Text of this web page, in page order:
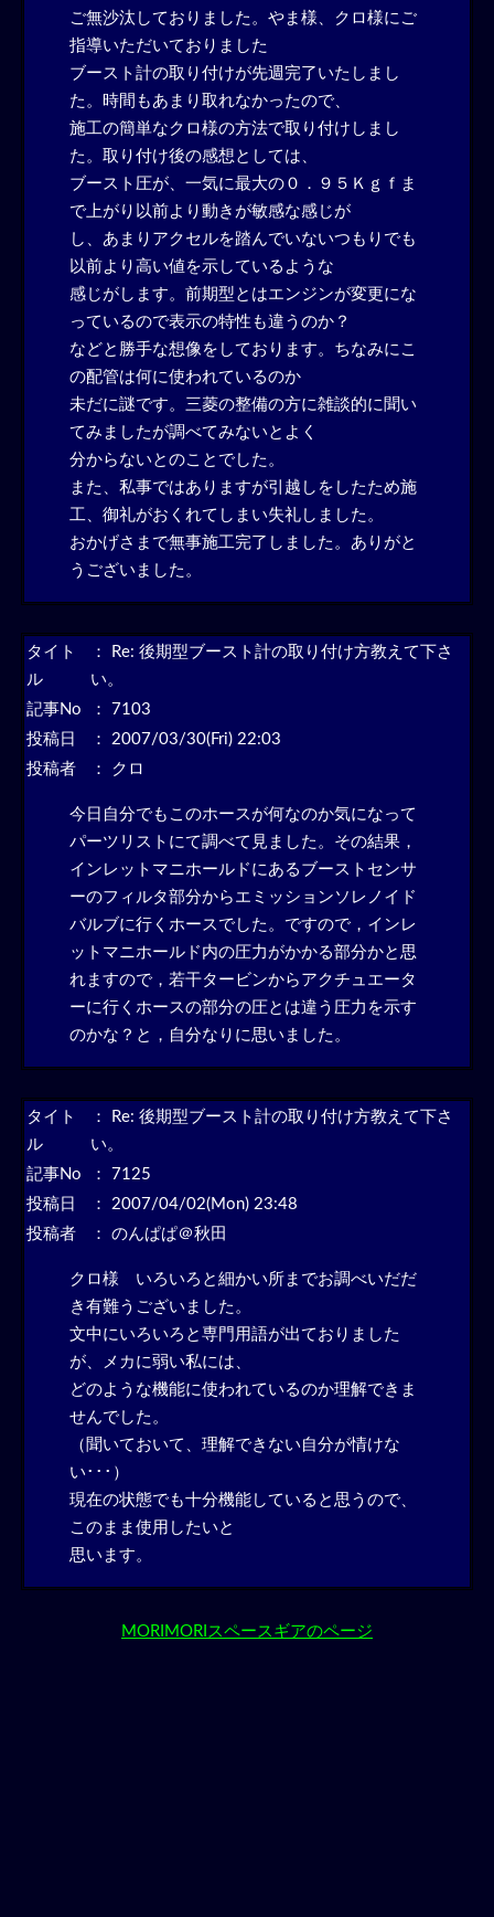
ご無沙汰しておりました。やま様、クロ様にご
指導いただいておりました
ブースト計の取り付けが先週完了いたしまし
た。時間もあまり取れなかったので、
施工の簡単なクロ様の方法で取り付けしまし
た。取り付け後の感想としては、
ブースト圧が、一気に最大の０．９５Ｋｇｆま
で上がり以前より動きが敏感な感じが
し、あまりアクセルを踏んでいないつもりでも
以前より高い値を示しているような
感じがします。前期型とはエンジンが変更にな
っているので表示の特性も違うのか？
などと勝手な想像をしております。ちなみにこ
の配管は何に使われているのか
未だに謎です。三菱の整備の方に雑談的に聞い
てみましたが調べてみないとよく
分からないとのことでした。
また、私事ではありますが引越しをしたため施
工、御礼がおくれてしまい失礼しました。
おかげさまで無事施工完了しました。ありがと
うございました。
タイト
ル
：
Re: 後期型ブースト計の取り付け方教えて下さ
い。
記事No
： 7103
投稿日
： 2007/03/30(Fri) 22:03
投稿者
： クロ
今日自分でもこのホースが何なのか気になって
パーツリストにて調べて見ました。その結果，
インレットマニホールドにあるブーストセンサ
ーのフィルタ部分からエミッションソレノイド
バルブに行くホースでした。ですので，インレ
ットマニホールド内の圧力がかかる部分かと思
れますので，若干タービンからアクチュエータ
ーに行くホースの部分の圧とは違う圧力を示す
のかな？と，自分なりに思いました。
タイト
ル
：
Re: 後期型ブースト計の取り付け方教えて下さ
い。
記事No
： 7125
投稿日
： 2007/04/02(Mon) 23:48
投稿者
： のんぱぱ＠秋田
クロ様 いろいろと細かい所までお調べいだだ
き有難うございました。
文中にいろいろと専門用語が出ておりました
が、メカに弱い私には、
どのような機能に使われているのか理解できま
せんでした。
（聞いておいて、理解できない自分が情けな
い･･･）
現在の状態でも十分機能していると思うので、
このまま使用したいと
思います。
MORIMORIスペースギアのページ